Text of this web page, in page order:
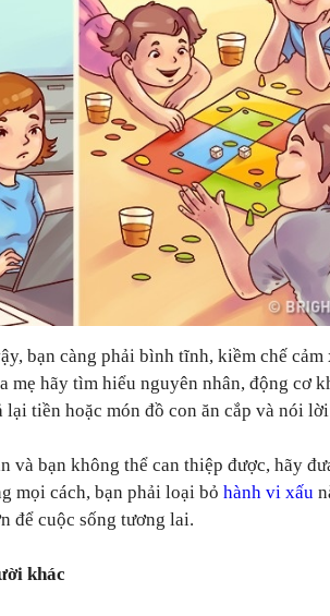
bạn càng phải bình tĩnh, kiềm chế cảm
mẹ hãy tìm hiểu nguyên nhân, động cơ
lại tiền hoặc món đồ con ăn cắp và nói
và bạn không thể can thiệp được, hãy
mọi cách, bạn phải loại bỏ hành vi xấu
để cuộc sống tương lai.
khác